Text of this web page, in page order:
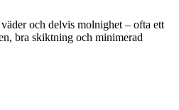
och delvis molnighet – ofta ett
bra skiktning och minimerad